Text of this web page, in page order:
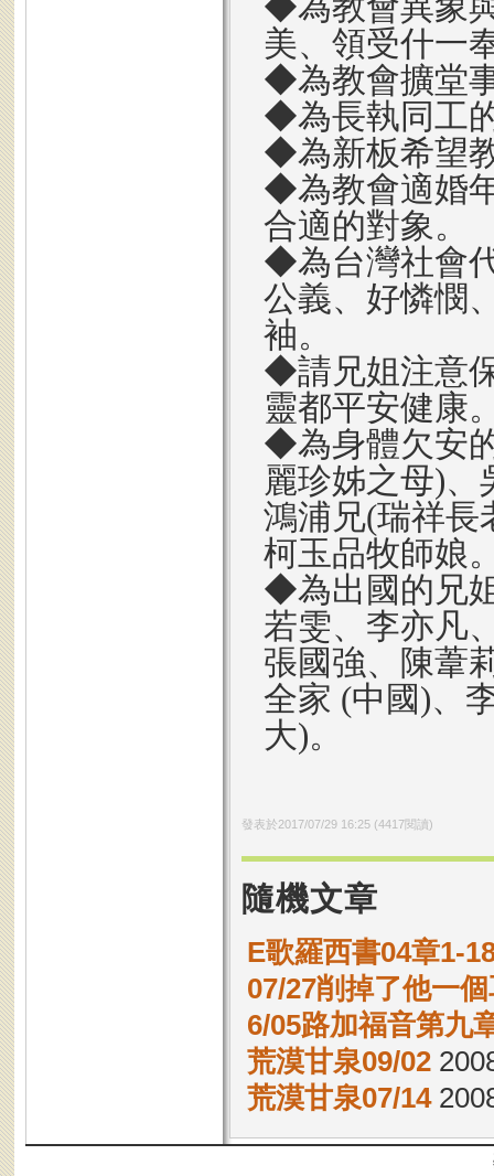
美、領受什一
◆為教會擴堂
◆為長執同工
◆為新板希望
◆為教會適婚
合適的對象。
◆為台灣社會
公義、好憐憫
袖。
◆請兄姐注意
靈都平安健康
◆為身體欠安
麗珍姊之母)
鴻浦兄(瑞祥長
柯玉品牧師娘
◆為出國的兄
若雯、李亦凡
張國強、陳葦
全家 (中國)、
大)。
發表於2017/07/29 16:25(4417閱讀)
隨機文章
E歌羅西書04章1-
07/27削掉了他一
6/05路加福音第九
荒漠甘泉09/02
荒漠甘泉07/14